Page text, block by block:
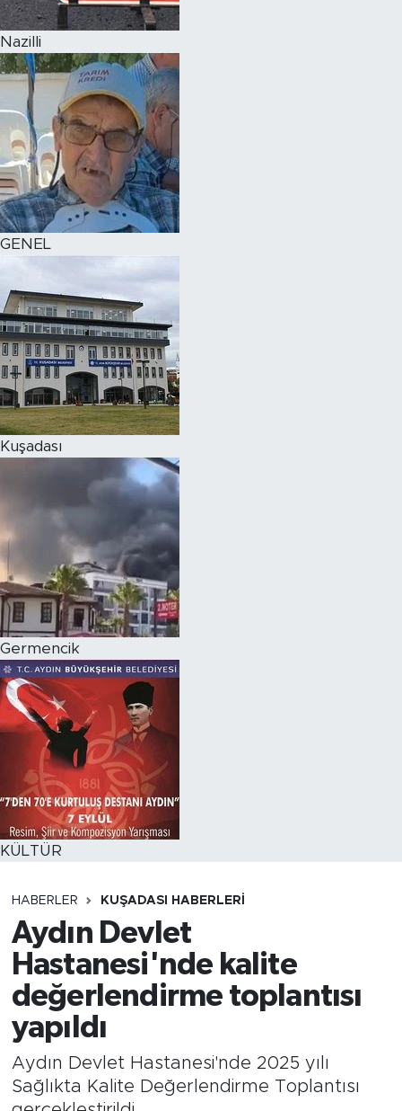
Nazilli
GENEL
Kuşadası
Germencik
KÜLTÜR
HABERLER KUŞADASI HABERLERI
Aydın Devlet
Hastanesi'nde kalite
değerlendirme toplantısı
yapıldı
Aydın Devlet Hastanesi'nde 2025 yılı
Sağlıkta Kalite Değerlendirme Toplantısı